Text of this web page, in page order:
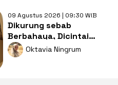
09 Agustus 2026 | 09:30 WIB
Dikurung sebab
Berbahaya, Dicintai
sebab Berbeda: Juliette
dalam Shatter Me
Oktavia Ningrum